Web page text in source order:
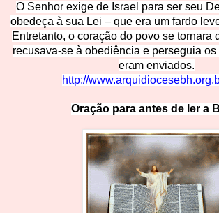
O Senhor exige de Israel para ser seu
obedeça à sua Lei – que era um fardo
Entretanto, o coração do povo se tornara
recusava-se à obediência e perseguia
eram enviados.
http://
Oração para antes de ler a